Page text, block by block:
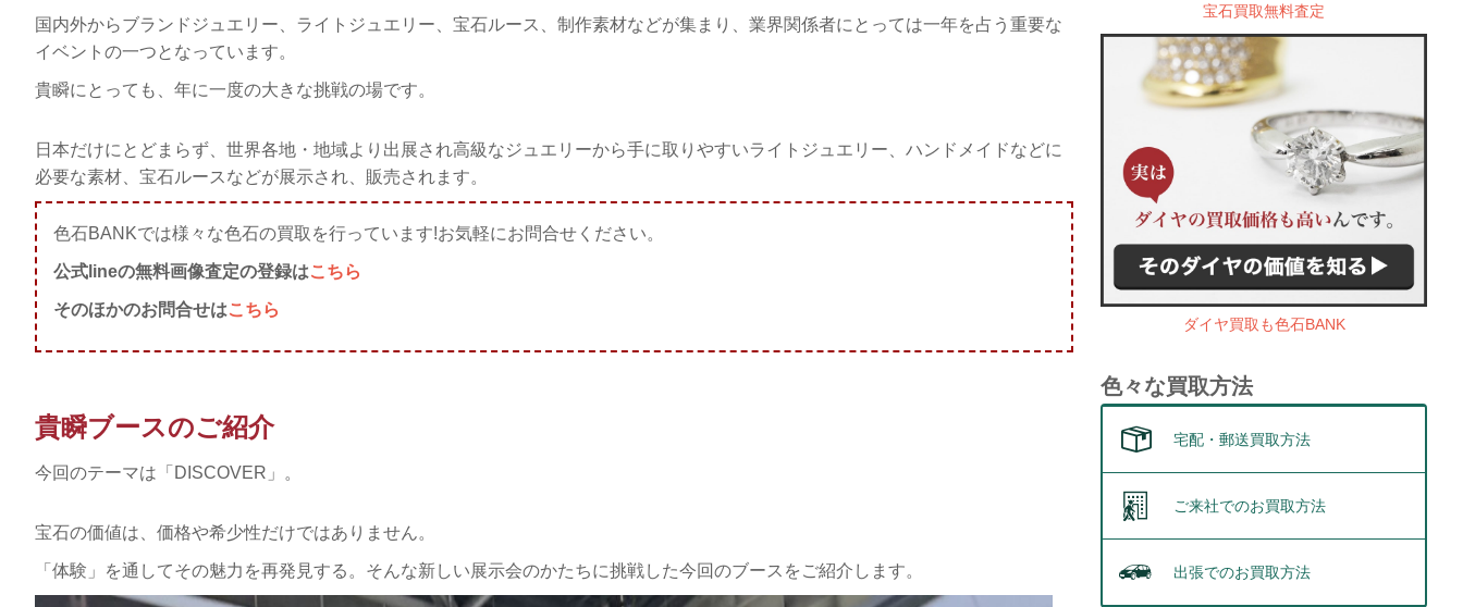
国内外からブランドジュエリー、ライトジュエリー、宝石ルース、制作素材などが集まり、業界関係者にとっては一年を占う重要な
イベントの一つとなっています。
貴瞬にとっても、年に一度の大きな挑戦の場です。
日本だけにとどまらず、世界各地・地域より出展され高級なジュエリーから手に取りやすいライトジュエリー、ハンドメイドなどに
必要な素材、宝石ルースなどが展示され、販売されます。
色石BANKでは様々な色石の買取を行っています!お気軽にお問合せください。
公式lineの無料画像査定の登録はこちら
そのほかのお問合せはこちら
貴瞬ブースのご紹介
今回のテーマは「DISCOVER」。
宝石の価値は、価格や希少性だけではありません。
「体験」を通してその魅力を再発見する。そんな新しい展示会のかたちに挑戦した今回のブースをご紹介します。
宝石買取無料査定
ダイヤ買取も色石BANK
色々な買取方法
宅配・郵送買取方法
ご来社でのお買取方法
出張でのお買取方法